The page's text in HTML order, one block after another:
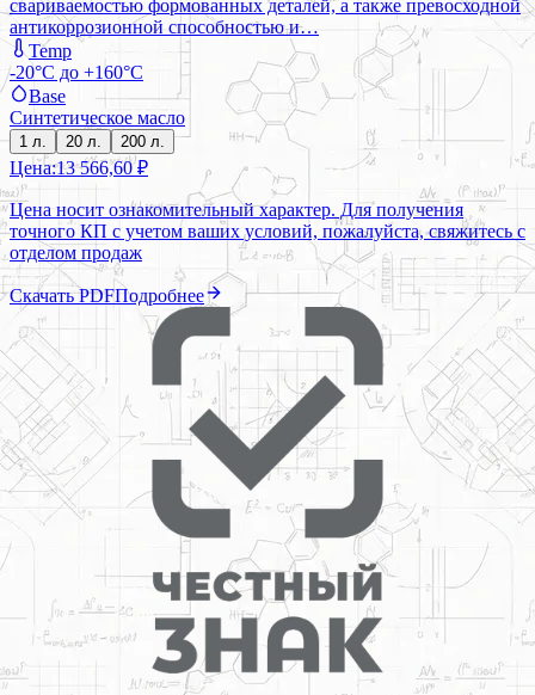
свариваемостью формованных деталей, а также превосходной
антикоррозионной способностью и…
Temp
-20°C до +160°C
Base
Синтетическое масло
1 л. 20 л. 200 л.
Цена:13 566,60 ₽
Цена носит ознакомительный характер. Для получения
точного КП с учетом ваших условий, пожалуйста, свяжитесь с
отделом продаж
Скачать PDFПодробнее